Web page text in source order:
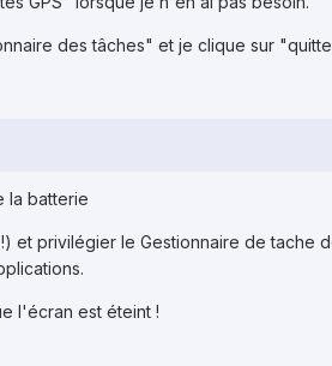
des tâches" et je clique sur
la batterie
et privilégier le Gestionnaire de tache
l'écran est éteint !